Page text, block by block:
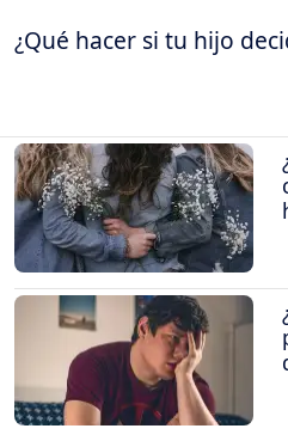
¿Qué hacer si tu hijo